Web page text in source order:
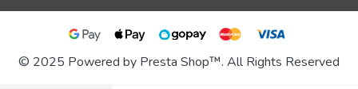
© 2025 Powered by Presta Shop™. All Rights Reserved